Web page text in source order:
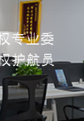
专业委
护航员